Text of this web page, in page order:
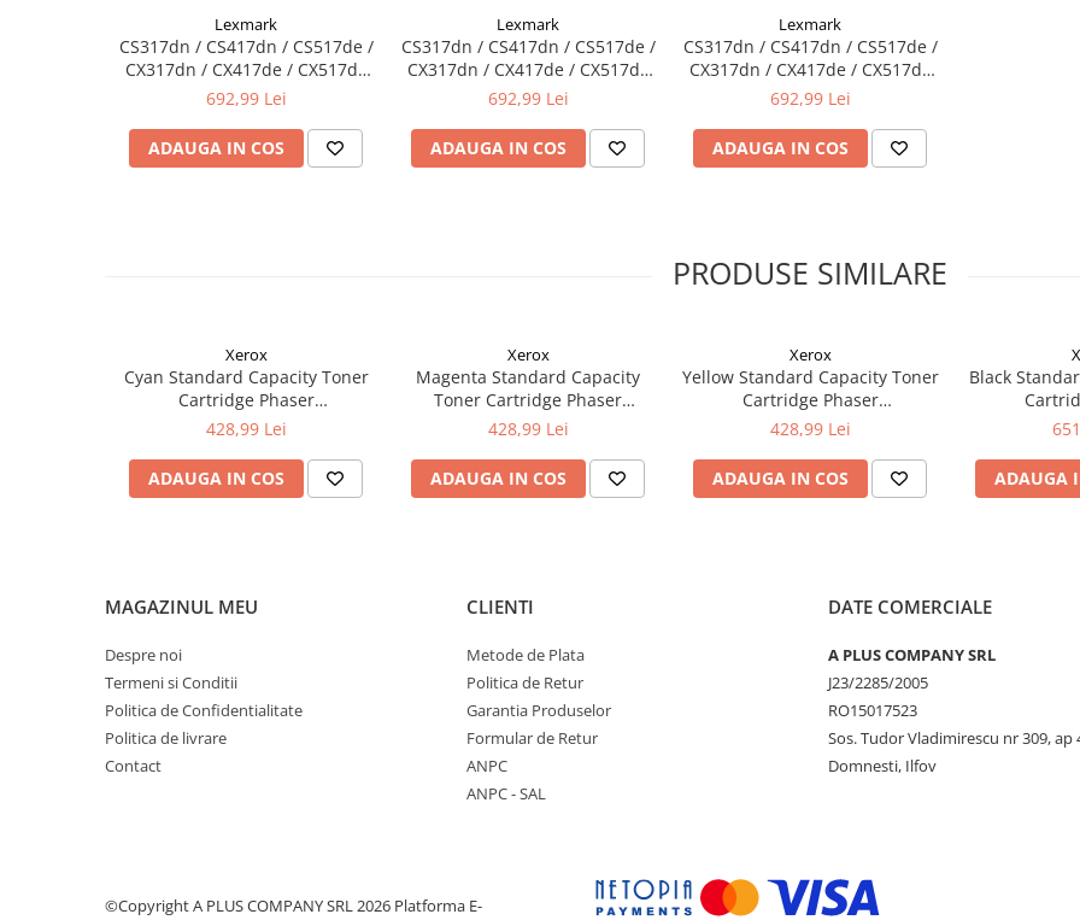
Lexmark
CS317dn / CS417dn / CS517de /
CX317dn / CX417de / CX517de
Magenta CRTG Return, 2.300
692,99 Lei
ADAUGA IN COS
Lexmark
CS317dn / CS417dn / CS517de /
CX317dn / CX417de / CX517de
Yellow CRTG Return, 2.300 pag
692,99 Lei
ADAUGA IN COS
Lexmark
CS317dn / CS417dn / CS517de /
CX317dn / CX417de / CX517de
Cyan CRTG Return, 2.300 pag
692,99 Lei
ADAUGA IN COS
PRODUSE SIMILARE
Xerox
Cyan Standard Capacity Toner
Cartridge Phaser
6510/WorkCentre 6515
428,99 Lei
ADAUGA IN COS
Xerox
Magenta Standard Capacity
Toner Cartridge Phaser
6510/WorkCentre 6515
428,99 Lei
ADAUGA IN COS
Xerox
Yellow Standard Capacity Toner
Cartridge Phaser
6510/WorkCentre 6515
428,99 Lei
ADAUGA IN COS
Black
6510/
ADAUGA
MAGAZINUL MEU
Despre noi
Termeni si Conditii
Politica de Confidentialitate
Politica de livrare
Contact
CLIENTI
Metode de Plata
Politica de Retur
Garantia Produselor
Formular de Retur
ANPC
ANPC - SAL
DATE COMERCIALE
A PLUS COMPANY SRL
J23/2285/2005
RO15017523
Sos. Tudor Vladimirescu nr 309, ap
Domnesti, Ilfov
©Copyright A PLUS COMPANY SRL 2026 Platforma E-